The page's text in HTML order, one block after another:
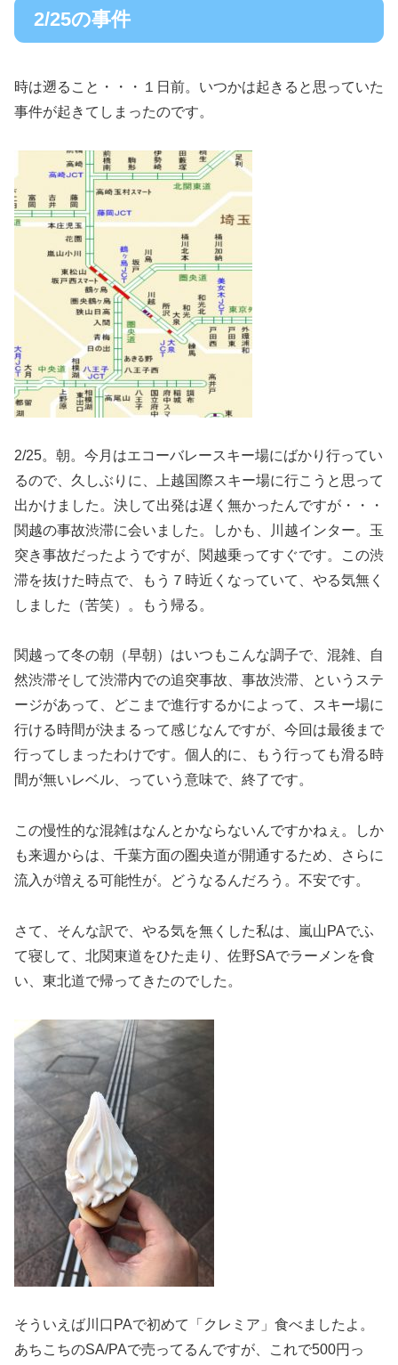
2/25の事件
時は遡ること・・・１日前。いつかは起きると思っていた
事件が起きてしまったのです。
2/25。朝。今月はエコーバレースキー場にばかり行ってい
るので、久しぶりに、上越国際スキー場に行こうと思って
出かけました。決して出発は遅く無かったんですが・・・
関越の事故渋滞に会いました。しかも、川越インター。玉
突き事故だったようですが、関越乗ってすぐです。この渋
滞を抜けた時点で、もう７時近くなっていて、やる気無く
しました（苦笑）。もう帰る。
関越って冬の朝（早朝）はいつもこんな調子で、混雑、自
然渋滞そして渋滞内での追突事故、事故渋滞、というステ
ージがあって、どこまで進行するかによって、スキー場に
行ける時間が決まるって感じなんですが、今回は最後まで
行ってしまったわけです。個人的に、もう行っても滑る時
間が無いレベル、っていう意味で、終了です。
この慢性的な混雑はなんとかならないんですかねぇ。しか
も来週からは、千葉方面の圏央道が開通するため、さらに
流入が増える可能性が。どうなるんだろう。不安です。
さて、そんな訳で、やる気を無くした私は、嵐山PAでふ
て寝して、北関東道をひた走り、佐野SAでラーメンを食
い、東北道で帰ってきたのでした。
そういえば川口PAで初めて「クレミア」食べましたよ。
あちこちのSA/PAで売ってるんですが、これで500円っ